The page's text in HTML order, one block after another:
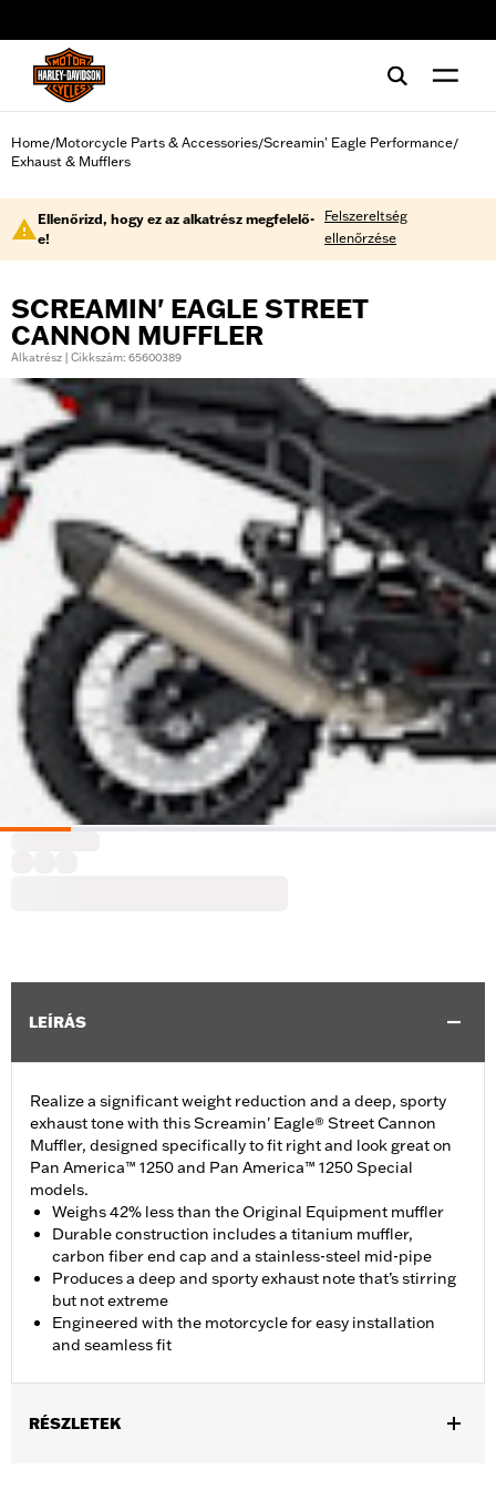
Home/Motorcycle Parts & Accessories/Screamin' Eagle Performance/
Exhaust & Mufflers
Ellenőrizd, hogy ez az alkatrész megfelelő-
e!
Felszereltség
ellenőrzése
SCREAMIN' EAGLE STREET
CANNON MUFFLER
Alkatrész | Cikkszám: 65600389
LEÍRÁS
Realize a significant weight reduction and a deep, sporty
exhaust tone with this Screamin' Eagle® Street Cannon
Muffler, designed specifically to fit right and look great on
Pan America™ 1250 and Pan America™ 1250 Special
models.
Weighs 42% less than the Original Equipment muffler
Durable construction includes a titanium muffler,
carbon fiber end cap and a stainless-steel mid-pipe
Produces a deep and sporty exhaust note that’s stirring
but not extreme
Engineered with the motorcycle for easy installation
and seamless fit
RÉSZLETEK